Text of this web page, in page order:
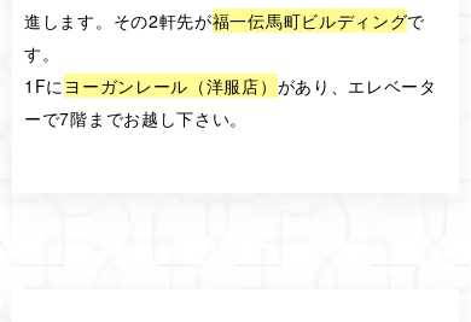
進します。その2軒先が福一伝馬町ビルディングで
す。
1Fに ヨーガンレール（洋服店） があり、エレベータ
ーで7階までお越し下さい。